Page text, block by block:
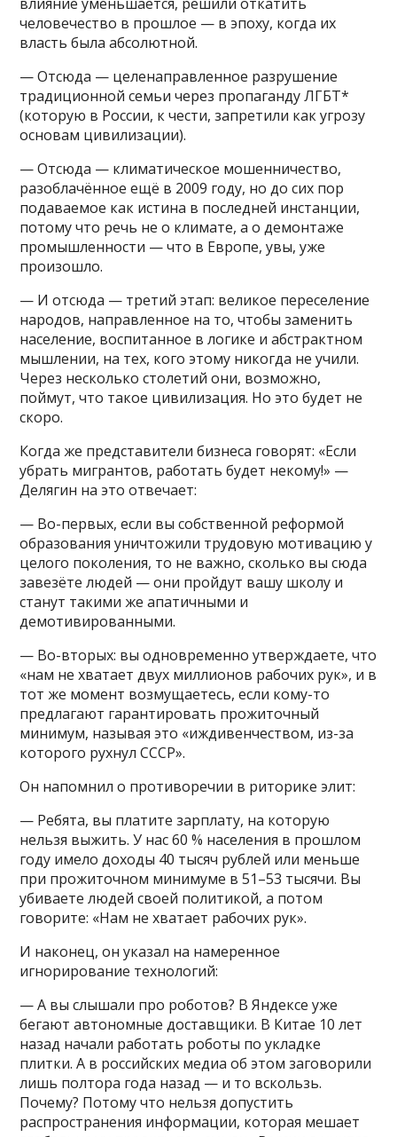
человечество в прошлое — в эпоху, когда их
власть была абсолютной.
— Отсюда — целенаправленное разрушение
традиционной семьи через пропаганду ЛГБТ*
(которую в России, к чести, запретили как угрозу
основам цивилизации).
— Отсюда — климатическое мошенничество,
разоблачённое ещё в 2009 году, но до сих пор
подаваемое как истина в последней инстанции,
потому что речь не о климате, а о демонтаже
промышленности — что в Европе, увы, уже
произошло.
— И отсюда — третий этап: великое переселение
народов, направленное на то, чтобы заменить
население, воспитанное в логике и абстрактном
мышлении, на тех, кого этому никогда не учили.
Через несколько столетий они, возможно,
поймут, что такое цивилизация. Но это будет не
скоро.
Когда же представители бизнеса говорят: «Если
убрать мигрантов, работать будет некому!» —
Делягин на это отвечает:
— Во-первых, если вы собственной реформой
образования уничтожили трудовую мотивацию у
целого поколения, то не важно, сколько вы сюда
завезёте людей — они пройдут вашу школу и
станут такими же апатичными и
демотивированными.
— Во-вторых: вы одновременно утверждаете, что
«нам не хватает двух миллионов рабочих рук», и в
тот же момент возмущаетесь, если кому-то
предлагают гарантировать прожиточный
минимум, называя это «иждивенчеством, из-за
которого рухнул СССР».
Он напомнил о противоречии в риторике элит:
— Ребята, вы платите зарплату, на которую
нельзя выжить. У нас 60 % населения в прошлом
году имело доходы 40 тысяч рублей или меньше
при прожиточном минимуме в 51–53 тысячи. Вы
убиваете людей своей политикой, а потом
говорите: «Нам не хватает рабочих рук».
И наконец, он указал на намеренное
игнорирование технологий:
— А вы слышали про роботов? В Яндексе уже
бегают автономные доставщики. В Китае 10 лет
назад начали работать роботы по укладке
плитки. А в российских медиа об этом заговорили
лишь полтора года назад — и то вскользь.
Почему? Потому что нельзя допустить
распространения информации, которая мешает